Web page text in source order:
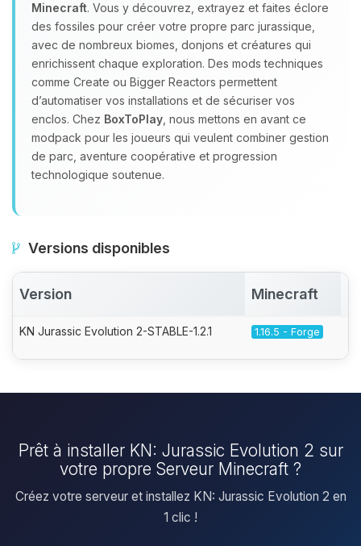
Minecraft. Vous y découvrez, extrayez et faites éclore
des fossiles pour créer votre propre parc jurassique,
avec de nombreux biomes, donjons et créatures qui
enrichissent chaque exploration. Des mods techniques
comme Create ou Bigger Reactors permettent
d’automatiser vos installations et de sécuriser vos
enclos. Chez BoxToPlay , nous mettons en avant ce
modpack pour les joueurs qui veulent combiner gestion
de parc, aventure coopérative et progression
technologique soutenue.
Versions disponibles
Version Minecraft
KN Jurassic Evolution 2-STABLE-1.2.1 1.16.5 - Forge
Prêt à installer KN: Jurassic Evolution 2 sur
votre propre Serveur Minecraft ?
Créez votre serveur et installez KN: Jurassic Evolution 2 en
1 clic !